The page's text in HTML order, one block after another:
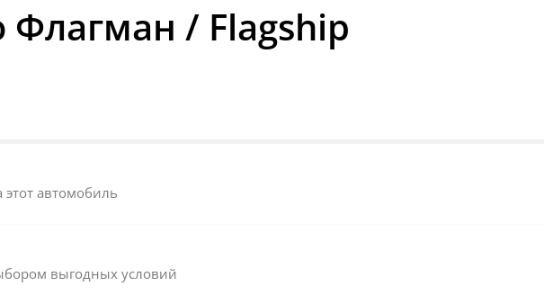
Флагман / Flagship
автомобиль
выгодных условий